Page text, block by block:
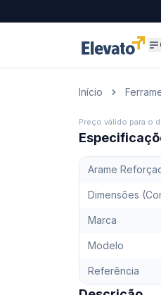
Início
Preço válido para o
Arame
Dimensões
Marca
Modelo
Referência